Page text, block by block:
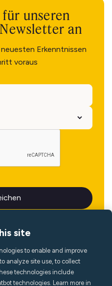
unseren
an
Erkenntnissen
voraus
site
to enable and improve
analyze site use, to collect
technologies include
technologies. Learn more in